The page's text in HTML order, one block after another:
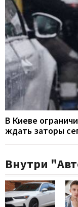
В Киеве
ждать заторы
Внутри